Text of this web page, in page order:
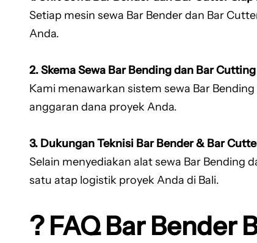
Setiap mesin sewa Bar Bender dan Bar
Anda.
2. Skema Sewa Bar Bending dan Bar
Kami menawarkan sistem sewa Bar
anggaran dana proyek Anda.
3. Dukungan Teknisi Bar Bender & Bar
Selain menyediakan alat sewa Bar Bending
satu atap logistik proyek Anda di Bali.
? FAQ Bar Bender